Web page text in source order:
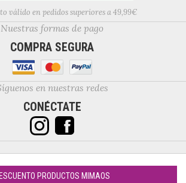
válido en pedidos superiores a 49,99€
Nuestras formas de pago
COMPRA SEGURA
en nuestras redes
CONÉCTATE
PRODUCTOS MIMAOS